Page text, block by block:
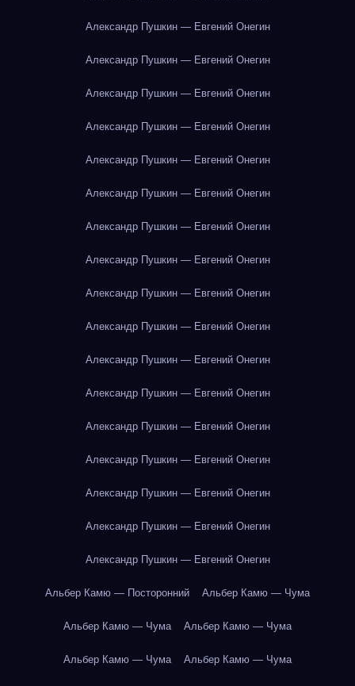
Александр Пушкин — Евгений Онегин
Александр Пушкин — Евгений Онегин
Александр Пушкин — Евгений Онегин
Александр Пушкин — Евгений Онегин
Александр Пушкин — Евгений Онегин
Александр Пушкин — Евгений Онегин
Александр Пушкин — Евгений Онегин
Александр Пушкин — Евгений Онегин
Александр Пушкин — Евгений Онегин
Александр Пушкин — Евгений Онегин
Александр Пушкин — Евгений Онегин
Александр Пушкин — Евгений Онегин
Александр Пушкин — Евгений Онегин
Александр Пушкин — Евгений Онегин
Александр Пушкин — Евгений Онегин
Александр Пушкин — Евгений Онегин
Александр Пушкин — Евгений Онегин
Альбер Камю — Посторонний Альбер Камю — Чума
Альбер Камю — Чума Альбер Камю — Чума
Альбер Камю — Чума Альбер Камю — Чума